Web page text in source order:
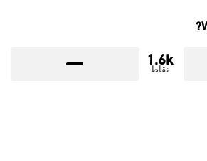
1.6k
نقاط